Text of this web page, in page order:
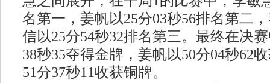
名第一，姜帆以25分03秒56排名第二
信以25分54秒32排名第三。最终在决
38秒35夺得金牌，姜帆以50分04秒62
51分37秒11收获铜牌。